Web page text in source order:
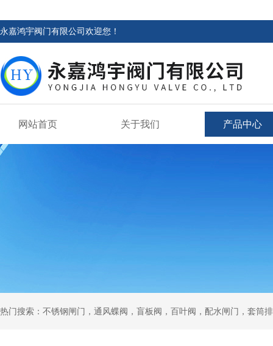
永嘉鸿宇阀门有限公司欢迎您！
网站首页 关于我们 产品中心
热门搜索：不锈钢闸门，通风蝶阀，盲板阀，百叶阀，配水闸门，套筒